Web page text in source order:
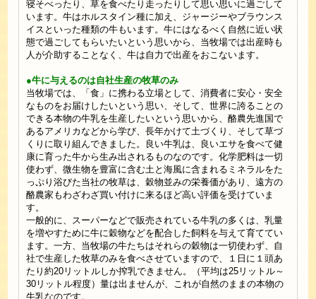
寝そべったり、草を食べたり走ったりして思い思いに過ごして
います。牛はホルスタイン種に加え、ジャージーやブラウンス
イスといった種類の牛もいます。牛にはなるべく自然に近い状
態で過ごしてもらいたいという思いから、当牧場では出産時も
人が介助することなく、牛は自力で出産をおこないます。
●牛に与えるのは自社生産の牧草のみ
当牧場では、「食」に携わる立場として、消費者に安心・安全
なものをお届けしたいという思い、そして、世界に誇ることの
できる本物の牛乳を生産したいという思いから、酪農先進国で
あるアメリカなどから学び、長年かけて土づくり、そして草づ
くりに取り組んできました。良い牛乳は、良いエサを食べて健
康に育った牛から生み出されるものなのです。化学肥料は一切
使わず、微生物を豊富に含む土と海風に含まれるミネラルをた
っぷり浴びた当社の牧草は、穀物並みの栄養価があり、遠方の
酪農家もわざわざ買い付けに来るほど高い評価を受けていま
す。
一般的に、スーパーなどで販売されている牛乳の多くは、乳量
を増やすために牛に穀物などを配合した飼料を与えて育ててい
ます。一方、当牧場の牛たちはそれらの穀物は一切使わず、自
社で生産した牧草のみを食べさせていますので、１日に１頭あ
たり約20リットルしか搾乳できません。（平均は25リットル～
30リットル程度）量は出ませんが、これが自然のままの本物の
牛乳なのです。